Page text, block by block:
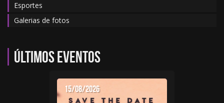
Esportes
Galerias de fotos
Últimos eventos
15/08/2026